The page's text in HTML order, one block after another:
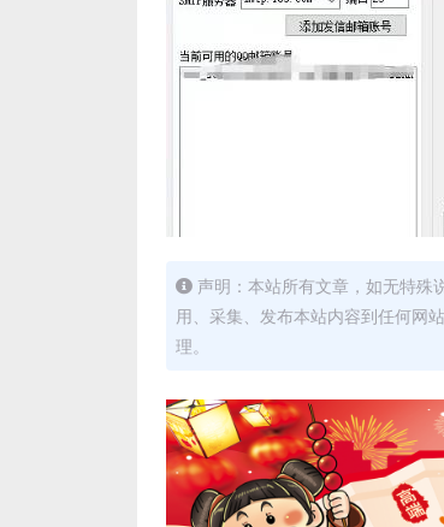
声明：本站所有文章，如无特殊
用、采集、发布本站内容到任何网
理。